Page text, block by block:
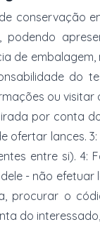
conservação
podendo
de
do
ou visitar
por conta
ofertar lances.
entre si). 4:
- não efetuar
procurar o
do